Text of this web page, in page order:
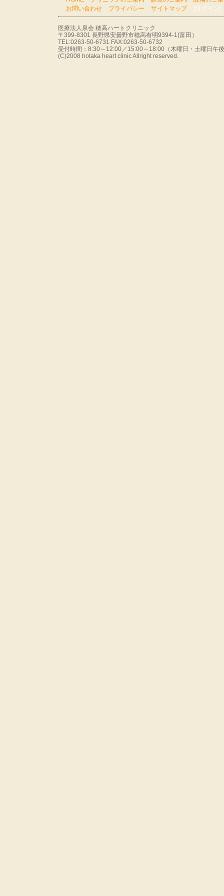
お問い合わせ
プライバシー サイトマップ [ログイン]
医療法人泉会 穂高ハートクリニック
〒399-8301 長野県安曇野市穂高有明9394-1(富田）
TEL:0263-50-6731 FAX:0263-50-6732
受付時間：8:30～12:00／15:00～18:00（木曜日・土曜日午
(C)2008 hotaka heart clinic Allright reserved.